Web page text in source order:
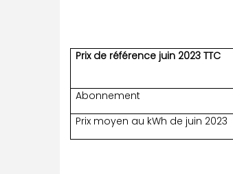
Prix de référence juin 2023 TTC
Abonnement
Prix moyen au kWh de juin 2023